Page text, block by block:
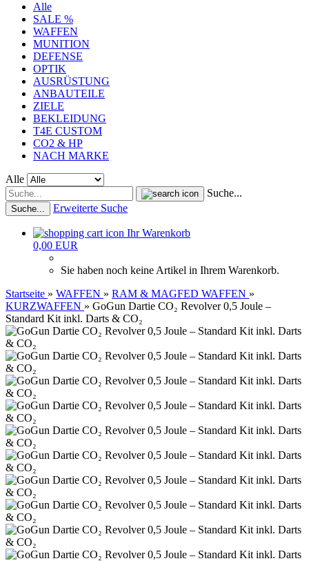
Alle
SALE %
WAFFEN
MUNITION
DEFENSE
OPTIK
AUSRÜSTUNG
ANBAUTEILE
ZIELE
BEKLEIDUNG
T4E CUSTOM
CO2 & HP
NACH MARKE
Alle
Suche...
Suche... Erweiterte Suche
Ihr Warenkorb
0,00 EUR
Sie haben noch keine Artikel in Ihrem Warenkorb.
Startseite » WAFFEN » RAM & MAGFED WAFFEN »
KURZWAFFEN » GoGun Dartie CO₂ Revolver 0,5 Joule –
Standard Kit inkl. Darts & CO₂